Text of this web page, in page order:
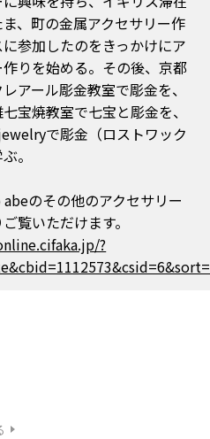
、町の金属アクセサリー作
参加したのをきっかけにア
りを始める。その後、京都
アール彫金教室で彫金を、
宝焼教室で七宝と彫金を、
で彫金（ロストワック
。
のその他のアクセサリー
覧いただけます。
?